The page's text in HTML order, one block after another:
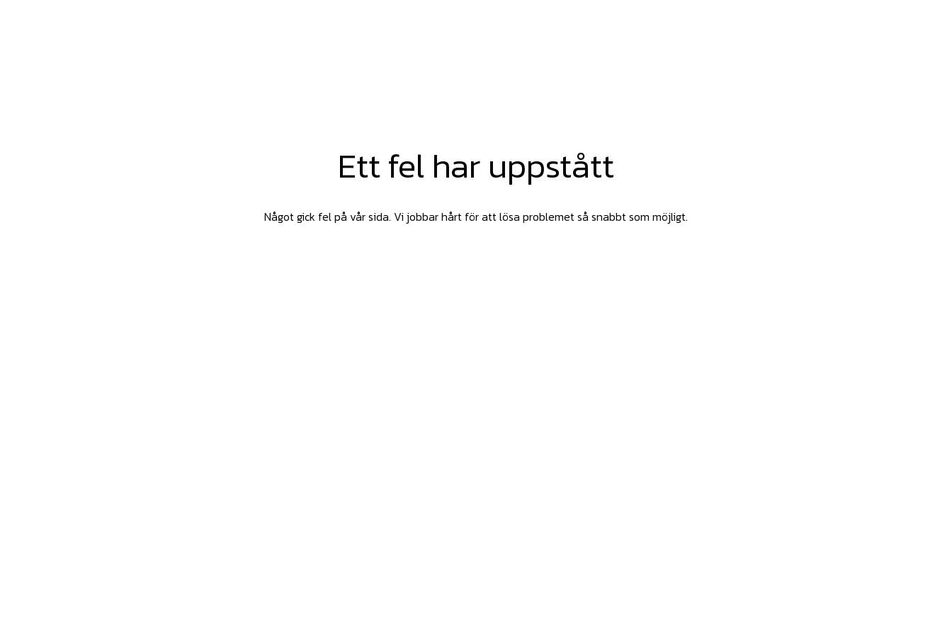
Ett fel har uppstått
Något gick fel på vår sida. Vi jobbar hårt för att lösa problemet så snabbt som möjligt.